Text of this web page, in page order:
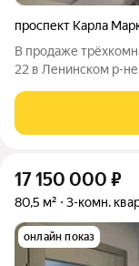
проспект Карла
В продаже
22 в Ленинском р-
балкона 66,7 кв.м).
совмещен.
17 150 000 ₽
80,5 м² 3-комн.
онлайн показ